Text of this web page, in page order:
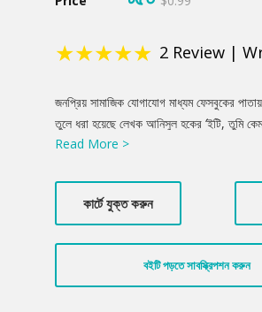
★★★★★ 2 Review |
Product
Summery
জনপ্রিয় সামাজিক যোগাযোগ মাধ্যম ফেসবুকের
তুলে ধরা হয়েছে লেখক আনিসুল হকের ‘ইটি, তুমি
একটা ফেসবুক পেজ চালায়। মানুষের নানা সমস্যা
প্রাণবন্ত করেছে; যা আনন্দ দেয়ার পাশাপাশি পাঠককে
Read More >
কার্টে যুক্ত করুন
বইটি পড়তে সাবস্ক্রিপশন করুন